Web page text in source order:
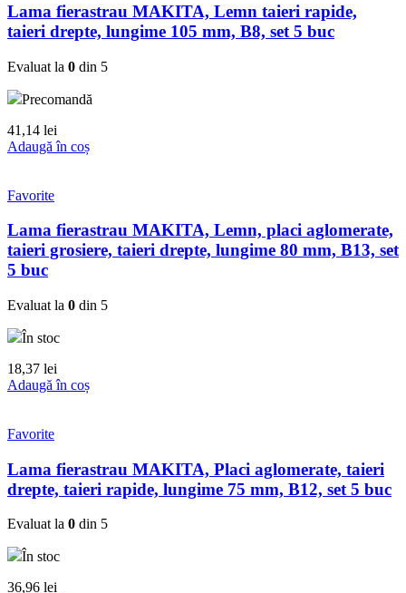
Lama fierastrau MAKITA, Lemn taieri rapide,
taieri drepte, lungime 105 mm, B8, set 5 buc
Evaluat la 0 din 5
Precomandă
41,14 lei
Adaugă în coș
Favorite
Lama fierastrau MAKITA, Lemn, placi aglomerate,
taieri grosiere, taieri drepte, lungime 80 mm, B13, set
5 buc
Evaluat la 0 din 5
În stoc
18,37 lei
Adaugă în coș
Favorite
Lama fierastrau MAKITA, Placi aglomerate, taieri
drepte, taieri rapide, lungime 75 mm, B12, set 5 buc
Evaluat la 0 din 5
În stoc
36,96 lei